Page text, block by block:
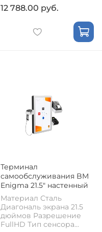
12 788.00 руб.
Терминал
самообслуживания BM
Enigma 21.5" настенный
Материал Сталь
Диагональ экрана 21.5
дюймов Разрешение
FullHD Тип сенсора...